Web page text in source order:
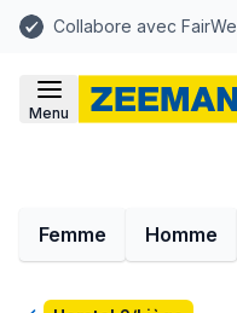
Collabore avec
Menu
Femme Homme